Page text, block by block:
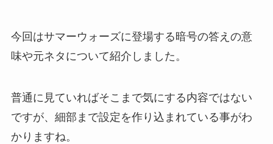
今回はサマーウォーズに登場する暗号の答えの意
味や元ネタについて紹介しました。
普通に見ていればそこまで気にする内容ではない
ですが、細部まで設定を作り込まれている事がわ
かりますね。